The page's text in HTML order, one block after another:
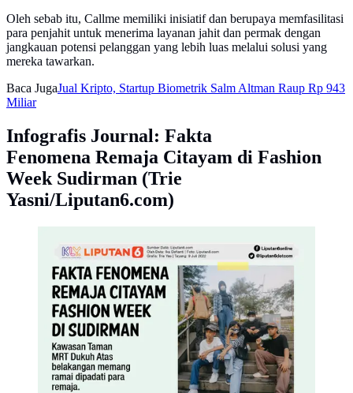
Oleh sebab itu, Callme memiliki inisiatif dan berupaya memfasilitasi
para penjahit untuk menerima layanan jahit dan permak dengan
jangkauan potensi pelanggan yang lebih luas melalui solusi yang
mereka tawarkan.
Baca JugaJual Kripto, Startup Biometrik Salm Altman Raup Rp 943
Miliar
Infografis Journal: Fakta
Fenomena Remaja Citayam di Fashion
Week Sudirman (Trie
Yasni/Liputan6.com)
Fashion Week Sudirman (Trie Yasni/Liputan6.com)